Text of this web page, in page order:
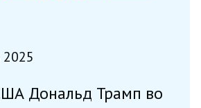
Дональд Трамп во